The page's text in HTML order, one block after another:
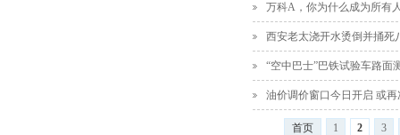
万科A，你为什么成为所有
西安老太浇开水烫倒并捅死
“空中巴士”巴铁试验车路面
油价调价窗口今日开启 或再
首页 1 2 3